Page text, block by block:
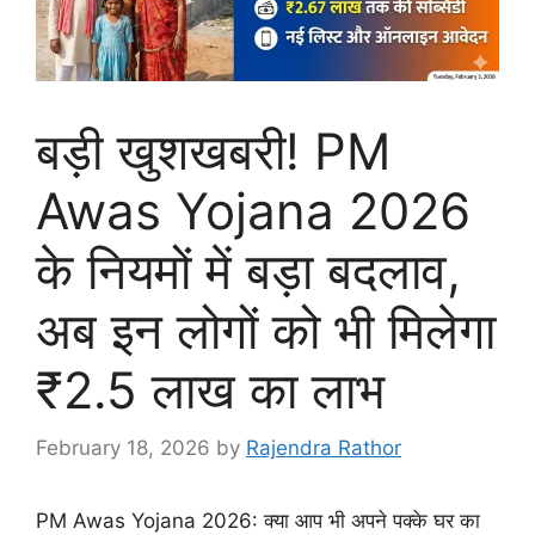
बड़ी खुशखबरी! PM
Awas Yojana 2026
के नियमों में बड़ा बदलाव,
अब इन लोगों को भी मिलेगा
₹2.5 लाख का लाभ
February 18, 2026 by Rajendra Rathor
PM Awas Yojana 2026: क्या आप भी अपने पक्के घर का